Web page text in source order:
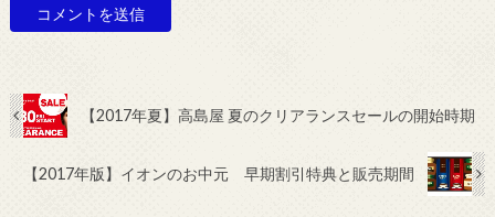
【2017年夏】高島屋 夏のクリアランスセールの開始時期
【2017年版】イオンのお中元 早期割引特典と販売期間